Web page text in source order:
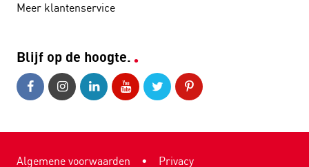
Meer klantenservice
Blijf op de hoogte.
Algemene voorwaarden • Privacy